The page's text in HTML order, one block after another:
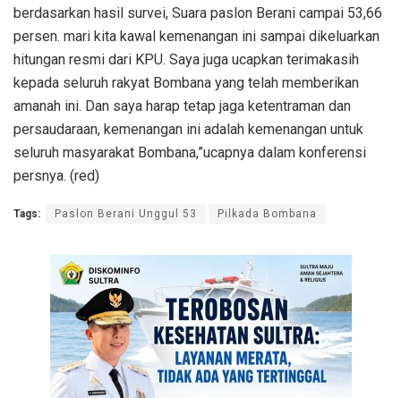
berdasarkan hasil survei, Suara paslon Berani campai 53,66
persen. mari kita kawal kemenangan ini sampai dikeluarkan
hitungan resmi dari KPU. Saya juga ucapkan terimakasih
kepada seluruh rakyat Bombana yang telah memberikan
amanah ini. Dan saya harap tetap jaga ketentraman dan
persaudaraan, kemenangan ini adalah kemenangan untuk
seluruh masyarakat Bombana,”ucapnya dalam konferensi
persnya. (red)
Tags: Paslon Berani Unggul 53 Pilkada Bombana